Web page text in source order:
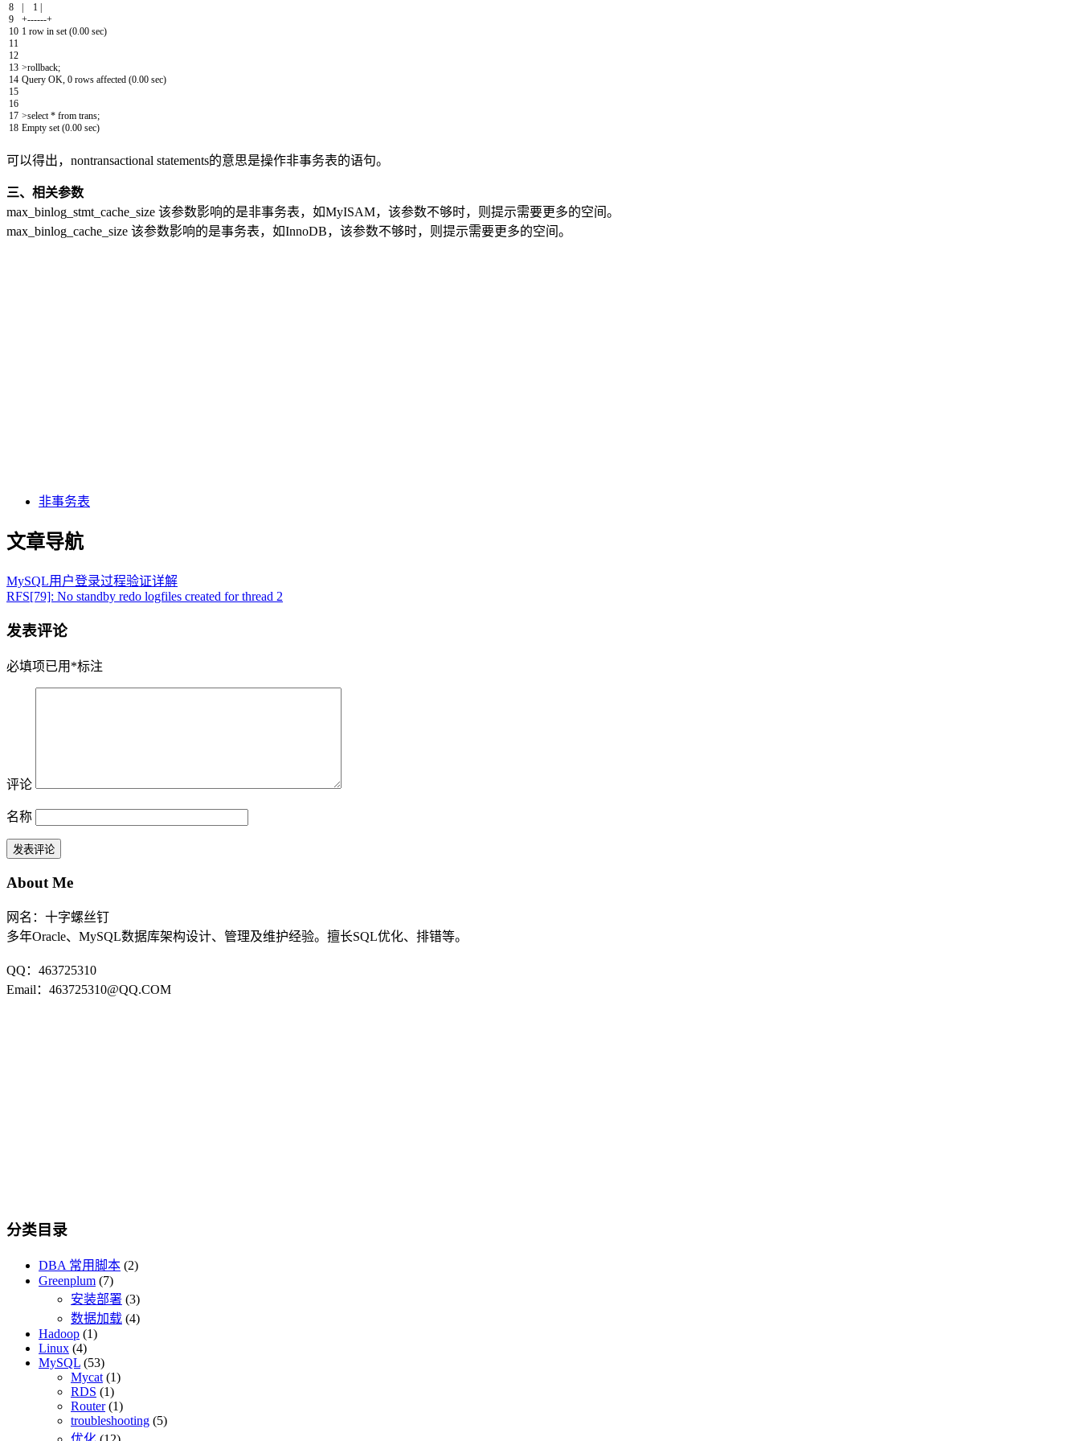
8
9
10
11
12
13
14
15
16
17
18
|
1 |
+------+
1 row in set (0.00 sec)
>rollback;
Query OK 0 rows affected (0.00 sec)
>select * from trans;
Empty set (0.00 sec)
可以得出，nontransactional statements的意思是操作非事务表的语句。
三、相关参数
max_binlog_stmt_cache_size 该参数影响的是非事务表，如MyISAM，该参数不够时，则提示需要更多的空间。
max_binlog_cache_size 该参数影响的是事务表，如InnoDB，该参数不够时，则提示需要更多的空间。
非事务表
文章导航
MySQL用户登录过程验证详解
RFS[79]: No standby redo logfiles created for thread 2
发表评论
必填项已用 *标注
评论
名称
About Me
网名：十字螺丝钉
多年Oracle、MySQL数据库架构设计、管理及维护经验。擅长SQL优化、排错等。
QQ：463725310
Email：463725310@QQ.COM
分类目录
DBA 常用脚本 (2)
Greenplum (7)
安装部署 (3)
数据加载 (4)
Hadoop (1)
Linux (4)
MySQL (53)
Mycat (1)
RDS (1)
Router(1)
troubleshooting (5)